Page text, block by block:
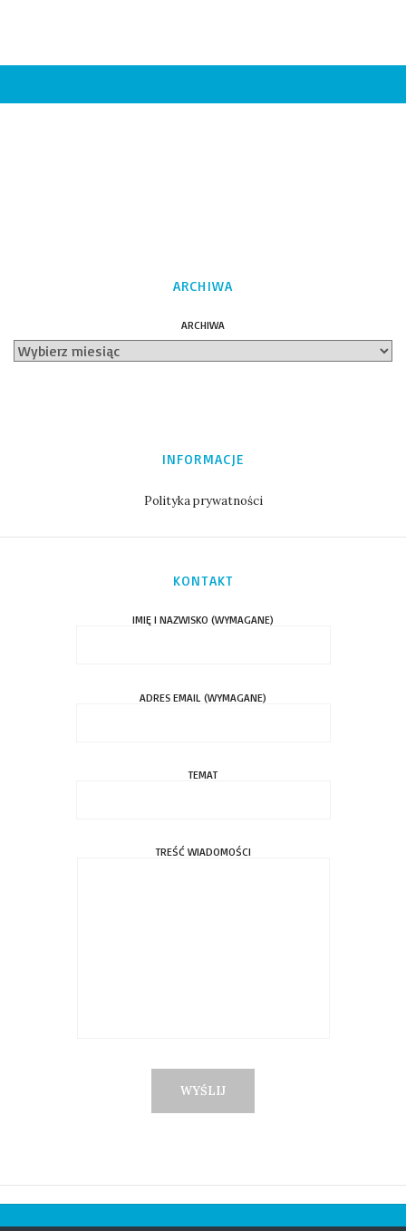
ARCHIWA
ARCHIWA
INFORMACJE
Polityka prywatności
KONTAKT
IMIĘ I NAZWISKO (WYMAGANE)
ADRES EMAIL (WYMAGANE)
TEMAT
TREŚĆ WIADOMOŚCI